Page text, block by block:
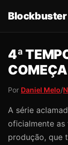
Blockbuster
4ª
Por Daniel Melo/
A série
oficialmente
produção, que